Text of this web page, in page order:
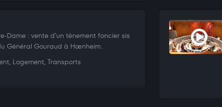
Dame : vente d'un tènement foncier sis
Général Gouraud à Hœnheim.
Logement, Transports